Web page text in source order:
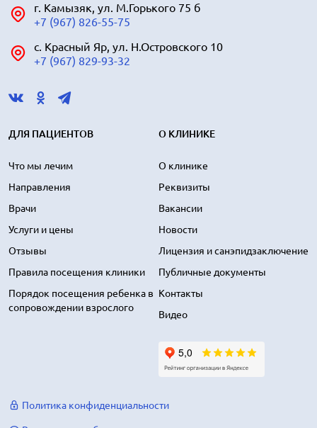
г. Камызяк, ул. М.Горького 75 б
+7 (967) 826-55-75
с. Красный Яр, ул. Н.Островского 10
+7 (967) 829-93-32
ДЛЯ ПАЦИЕНТОВ
Что мы лечим
Направления
Врачи
Услуги и цены
Отзывы
Правила посещения клиники
Порядок посещения ребенка в
сопровождении взрослого
О КЛИНИКЕ
О клинике
Реквизиты
Вакансии
Новости
Лицензия и санэпидзаключение
Публичные документы
Контакты
Видео
Политика конфиденциальности